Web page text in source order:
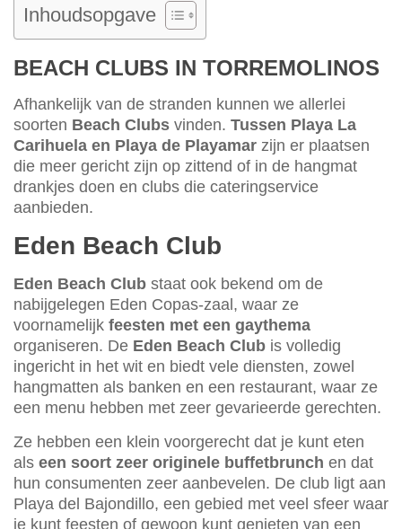
Inhoudsopgave
BEACH CLUBS IN TORREMOLINOS
Afhankelijk van de stranden kunnen we allerlei
soorten Beach Clubs vinden. Tussen Playa La
Carihuela en Playa de Playamar zijn er plaatsen
die meer gericht zijn op zittend of in de hangmat
drankjes doen en clubs die cateringservice
aanbieden.
Eden Beach Club
Eden Beach Club staat ook bekend om de
nabijgelegen Eden Copas-zaal, waar ze
voornamelijk feesten met een gaythema
organiseren. De Eden Beach Club is volledig
ingericht in het wit en biedt vele diensten, zowel
hangmatten als banken en een restaurant, waar ze
een menu hebben met zeer gevarieerde gerechten.
Ze hebben een klein voorgerecht dat je kunt eten
als een soort zeer originele buffetbrunch en dat
hun consumenten zeer aanbevelen. De club ligt aan
Playa del Bajondillo, een gebied met veel sfeer waar
je kunt feesten of gewoon kunt genieten van een